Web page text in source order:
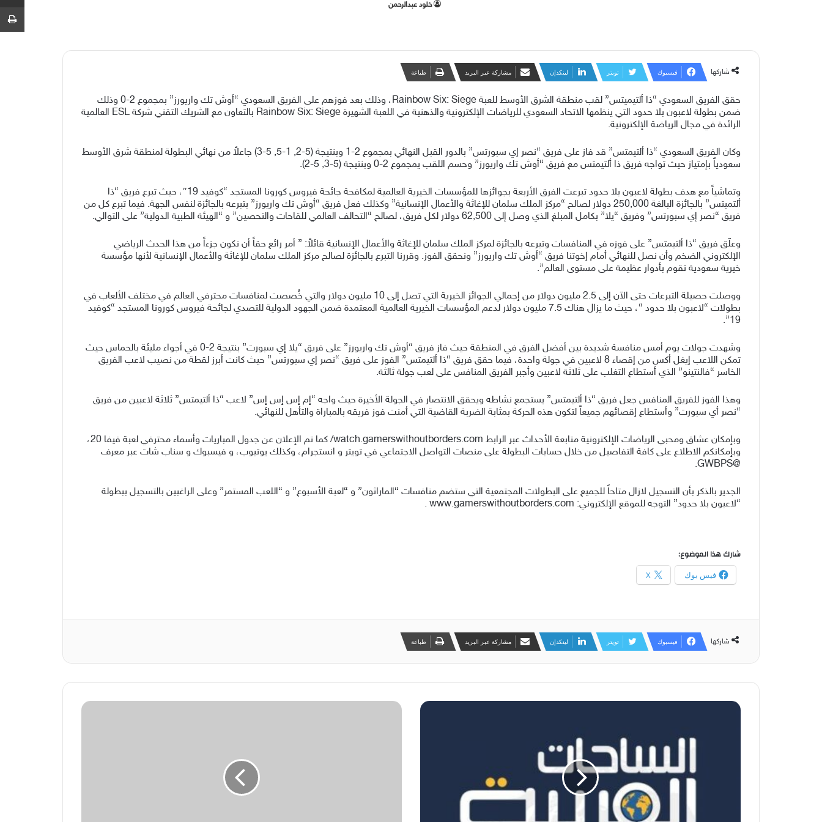
‫خلود عبدالرحمن
شاركها فيسبوك تويتر لينكدإن مشاركة عبر البريد طباعة
حقق الفريق السعودي “ذا ألتيميتس” لقب منطقة الشرق الأوسط للعبة Rainbow Six: Siege، وذلك بعد فوزهم على الفريق السعودي “أوش تك واريورز” بمجموع 2-0 وذلك
ضمن بطولة لاعبون بلا حدود التي ينظمها الاتحاد السعودي للرياضات الإلكترونية والذهنية في اللعبة الشهيرة Rainbow Six: Siege بالتعاون مع الشريك التقني شركة ESL العالمية
الرائدة في مجال الرياضة الإلكترونية.
وكان الفريق السعودي “ذا ألتيمتس” قد فاز على فريق “نصر إي سبورتس” بالدور القبل النهائي بمجموع 2-1 وبنتيجة (5-2, 1-5, 5-3) جاعلاً من نهائي البطولة لمنطقة شرق الأوسط
سعودياً بإمتياز حيث تواجه فريق ذا ألتيمتس مع فريق “أوش تك واريورز” وحسم اللقب يمجموع 2-0 وبنتيجة (5-3, 5-2).
وتماشياً مع هدف بطولة لاعبون بلا حدود تبرعت الفرق الأربعة بجوائزها للمؤسسات الخيرية العالمية لمكافحة جائحة فيروس كورونا المستجد “كوفيد 19″، حيث تبرع فريق “ذا
ألتميتس” بالجائزة البالغة 250,000 دولار لصالح “مركز الملك سلمان للإغاثة والأعمال الإنسانية” وكذلك فعل فريق “أوش تك واريورز” بتبرعه بالجائزة لنفس الجهة. فيما تبرع كل من
فريق “نصر إي سبورتس” وفريق “يلا” بكامل المبلغ الذي وصل إلى 62,500 دولار لكل فريق، لصالح “التحالف العالمي للقاحات والتحصين” و “الهيئة الطبية الدولية” على التوالي.
وعلّق فريق “ذا ألتيمتس” على فوزه في المنافسات وتبرعه بالجائزة لمركز الملك سلمان للإغاثة والأعمال الإنسانية قائلاً: ” أمر رائع حقاً أن نكون جزءاً من هذا الحدث الرياضي
الإلكتروني الضخم وأن نصل للنهائي أمام إخوتنا فريق “أوش تك واريورز” ونحقق الفوز. وقررنا التبرع بالجائزة لصالح مركز الملك سلمان للإغاثة والأعمال الإنسانية لأنها مؤسسة
خيرية سعودية تقوم بأدوار عظيمة على مستوى العالم”.
ووصلت حصيلة التبرعات حتى الآن إلى 2.5 مليون دولار من إجمالي الجوائز الخيرية التي تصل إلى 10 مليون دولار والتي خُصصت لمنافسات محترفي العالم في مختلف الألعاب في
بطولات “لاعبون بلا حدود “، حيث ما يزال هناك 7.5 مليون دولار لدعم المؤسسات الخيرية العالمية المعتمدة ضمن الجهود الدولية للتصدي لجائحة فيروس كورونا المستجد “كوفيد
19”.
وشهدت جولات يوم أمس منافسة شديدة بين أفضل الفرق في المنطقة حيث فاز فريق “أوش تك واريورز” على فريق “يلا إي سبورت” بنتيجة 2-0 في أجواء مليئة بالحماس حيث
تمكن اللاعب إيغل أكس من إقصاء 8 لاعبين في جولة واحدة، فيما حقق فريق “ذا ألتيمتس” الفوز على فريق “نصر إي سبورتس” حيث كانت أبرز لقطة من نصيب لاعب الفريق
الخاسر “فالنتينو” الذي أستطاع التغلب على ثلاثة لاعبين وأجبر الفريق المنافس على لعب جولة ثالثة.
وهذا الفوز للفريق المنافس جعل فريق “ذا ألتيمتس” يستجمع نشاطه ويحقق الانتصار في الجولة الأخيرة حيث واجه “إم إس إس إس” لاعب “ذا ألتيمتس” ثلاثة لاعبين من فريق
“نصر أي سبورت” وأستطاع إقصائهم جميعاً لتكون هذه الحركة بمثابة الضربة القاضية التي أمنت فوز فريقه بالمباراة والتأهل للنهائي.
وبإمكان عشاق ومحبي الرياضات الإلكترونية متابعة الأحداث عبر الرابط watch.gamerswithoutborders.com/ كما تم الإعلان عن جدول المباريات وأسماء محترفي لعبة فيفا 20،
وبإمكانكم الاطلاع على كافة التفاصيل من خلال حسابات البطولة على منصات التواصل الاجتماعي في تويتر و انستجرام، وكذلك يوتيوب، و فيسبوك و سناب شات عبر معرف
@GWBPS.
الجدير بالذكر بأن التسجيل لازال متاحاً للجميع على البطولات المجتمعية التي ستضم منافسات “الماراثون” و “لعبة الأسبوع” و “اللعب المستمر” وعلى الراغبين بالتسجيل ببطولة
“لاعبون بلا حدود” التوجه للموقع الإلكتروني: www.gamerswithoutborders.com .
شارك هذا الموضوع:
فيس بوك X
شاركها فيسبوك تويتر لينكدإن مشاركة عبر البريد طباعة